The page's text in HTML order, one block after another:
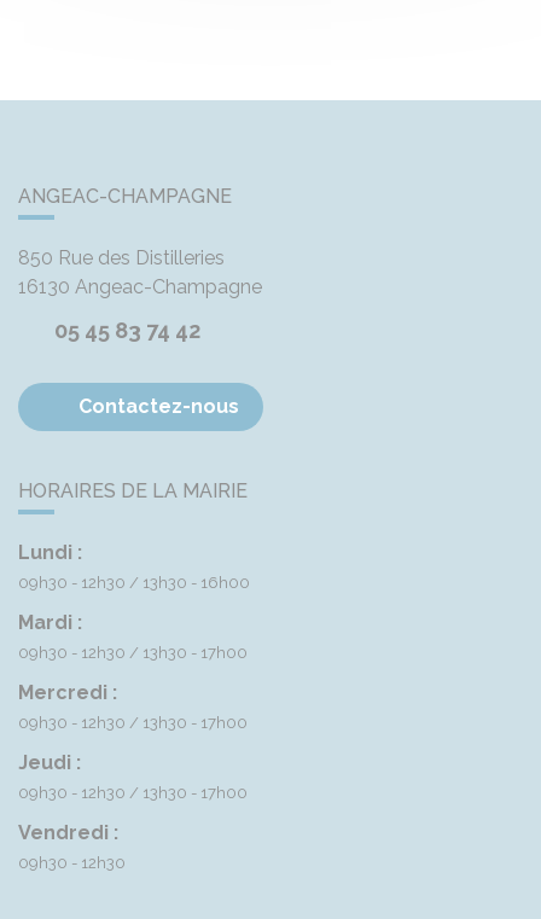
ANGEAC-CHAMPAGNE
850 Rue des Distilleries
16130 Angeac-Champagne
05 45 83 74 42
Contactez-nous
HORAIRES DE LA MAIRIE
Lundi :
09h30 - 12h30 13h30 - 16h00
Mardi :
09h30 - 12h30 13h30 - 17h00
Mercredi :
09h30 - 12h30 13h30 - 17h00
Jeudi :
09h30 - 12h30 13h30 - 17h00
Vendredi :
09h30 - 12h30